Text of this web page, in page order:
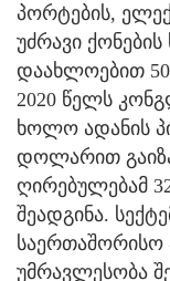
პორტების,
უძრავი
დაახლოებით
2020 წელს
ხოლო ადანის
დოლარით
ღირებულებამ
შეადგინა.
უმრავლესობა